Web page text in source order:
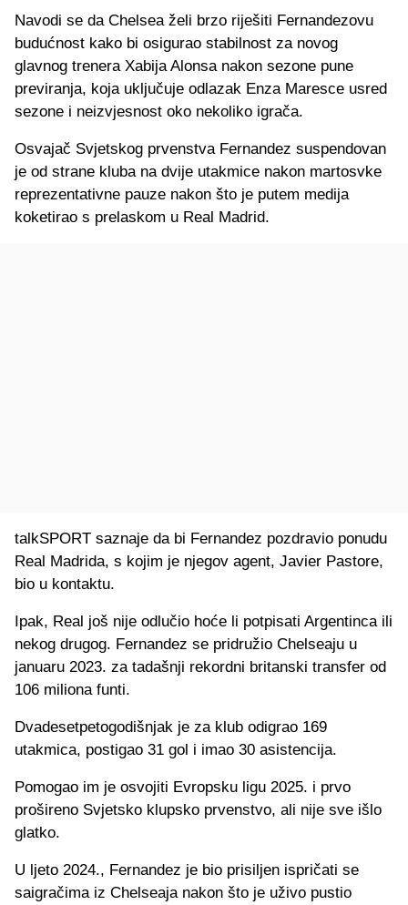
Navodi se da Chelsea želi brzo riješiti Fernandezovu
budućnost kako bi osigurao stabilnost za novog
glavnog trenera Xabija Alonsa nakon sezone pune
previranja, koja uključuje odlazak Enza Maresce usred
sezone i neizvjesnost oko nekoliko igrača.
Osvajač Svjetskog prvenstva Fernandez suspendovan
je od strane kluba na dvije utakmice nakon martosvke
reprezentativne pauze nakon što je putem medija
koketirao s prelaskom u Real Madrid.
talkSPORT saznaje da bi Fernandez pozdravio ponudu
Real Madrida, s kojim je njegov agent, Javier Pastore,
bio u kontaktu.
Ipak, Real još nije odlučio hoće li potpisati Argentinca ili
nekog drugog. Fernandez se pridružio Chelseaju u
januaru 2023. za tadašnji rekordni britanski transfer od
106 miliona funti.
Dvadesetpetogodišnjak je za klub odigrao 169
utakmica, postigao 31 gol i imao 30 asistencija.
Pomogao im je osvojiti Evropsku ligu 2025. i prvo
prošireno Svjetsko klupsko prvenstvo, ali nije sve išlo
glatko.
U ljeto 2024., Fernandez je bio prisiljen ispričati se
saigračima iz Chelseaja nakon što je uživo pustio